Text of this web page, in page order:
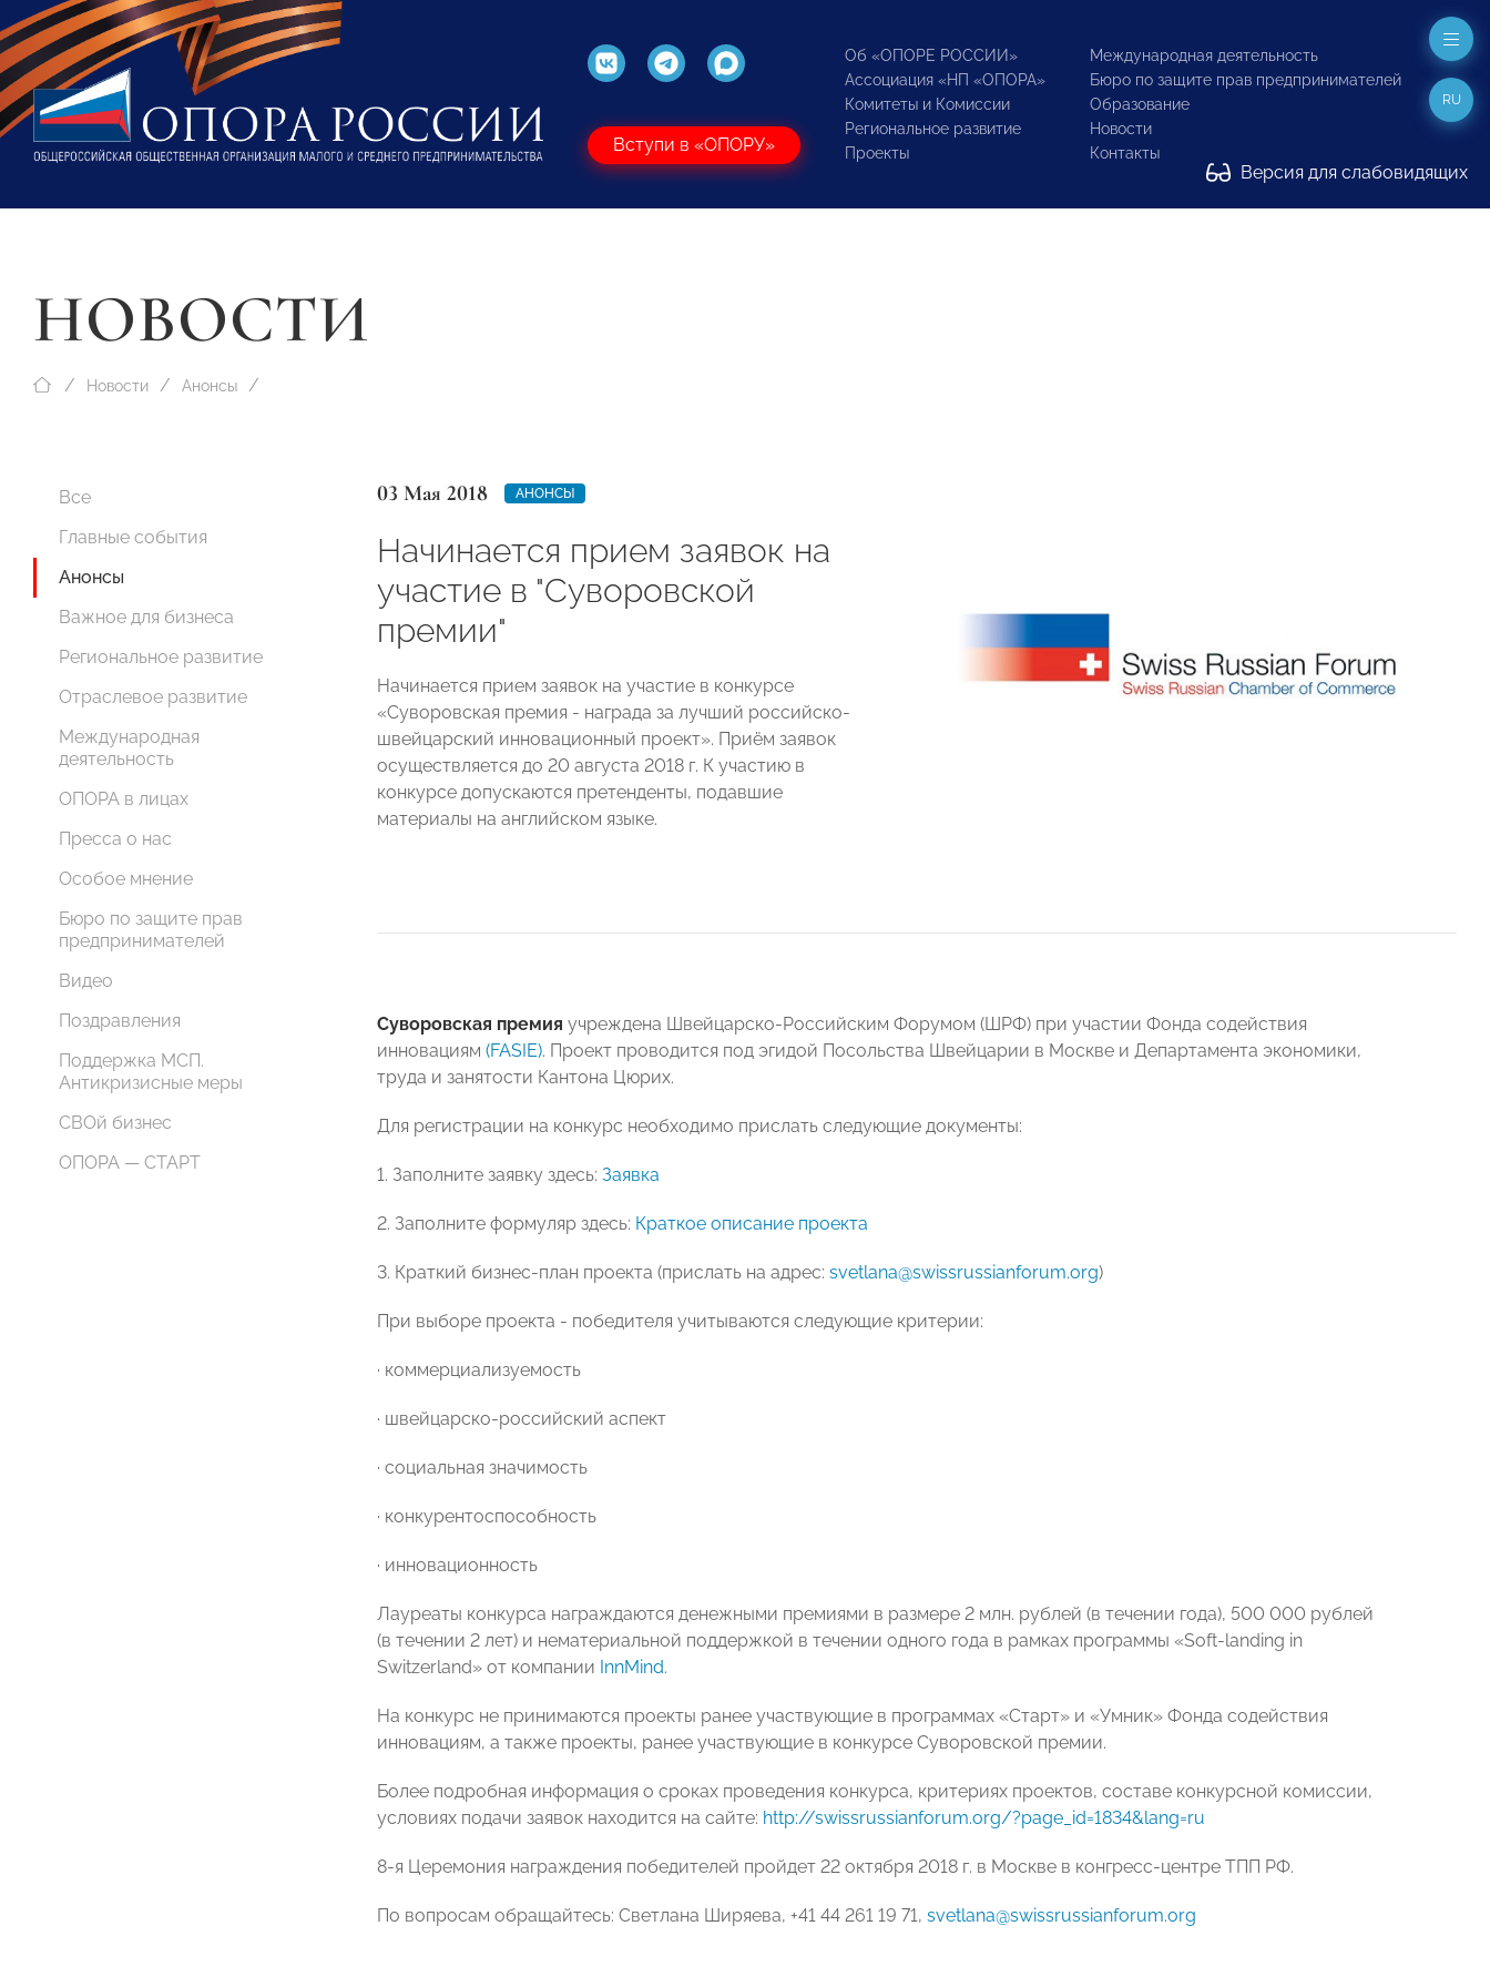
Вступи в «ОПОРУ»
Об «ОПОРЕ РОССИИ»
Ассоциация «НП «ОПОРА»
Комитеты и Комиссии
Региональное развитие
Проекты
Международная деятельность
Бюро по защите прав предпринимателей
Образование
Новости
Контакты
Версия для слабовидящих
RU
НОВОСТИ
Новости Анонсы
Все
Главные события
Анонсы
Важное для бизнеса
Региональное развитие
Отраслевое развитие
Международная
деятельность
ОПОРА в лицах
Пресса о нас
Особое мнение
Бюро по защите прав
предпринимателей
Видео
Поздравления
Поддержка МСП.
Антикризисные меры
СВОй бизнес
ОПОРА — СТАРТ
03 Мая 2018 АНОНСЫ
Начинается прием заявок на
участие в "Суворовской
премии"
Начинается прием заявок на участие в конкурсе
«Суворовская премия - награда за лучший российско-
швейцарский инновационный проект». Приём заявок
осуществляется до 20 августа 2018 г. К участию в
конкурсе допускаются претенденты, подавшие
материалы на английском языке.
Суворовская премия учреждена Швейцарско-Российским Форумом (ШРФ) при участии Фонда содействия
инновациям (FASIE). Проект проводится под эгидой Посольства Швейцарии в Москве и Департамента экономики,
труда и занятости Кантона Цюрих.
Для регистрации на конкурс необходимо прислать следующие документы:
1. Заполните заявку здесь: Заявка
2. Заполните формуляр здесь: Краткое описание проекта
3. Краткий бизнес-план проекта (прислать на адрес: svetlana@swissrussianforum.org)
При выборе проекта - победителя учитываются следующие критерии:
· коммерциализуемость
· швейцарско-российский аспект
· социальная значимость
· конкурентоспособность
· инновационность
Лауреаты конкурса награждаются денежными премиями в размере 2 млн. рублей (в течении года), 500 000 рублей
(в течении 2 лет) и нематериальной поддержкой в течении одного года в рамках программы «Soft-landing in
Switzerland» от компании InnMind.
На конкурс не принимаются проекты ранее участвующие в программах «Старт» и «Умник» Фонда содействия
инновациям, а также проекты, ранее участвующие в конкурсе Суворовской премии.
Более подробная информация о сроках проведения конкурса, критериях проектов, составе конкурсной комиссии,
условиях подачи заявок находится на сайте: http://swissrussianforum.org/?page_id=1834&lang=ru
8-я Церемония награждения победителей пройдет 22 октября 2018 г. в Москве в конгресс-центре ТПП РФ.
По вопросам обращайтесь: Светлана Ширяева, +41 44 261 19 71, svetlana@swissrussianforum.org